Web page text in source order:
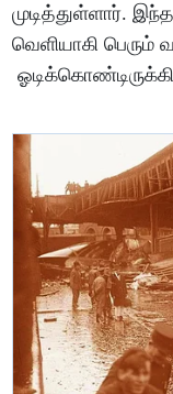
முடித்துள்ளார்.
வெளியாகி பெரும்